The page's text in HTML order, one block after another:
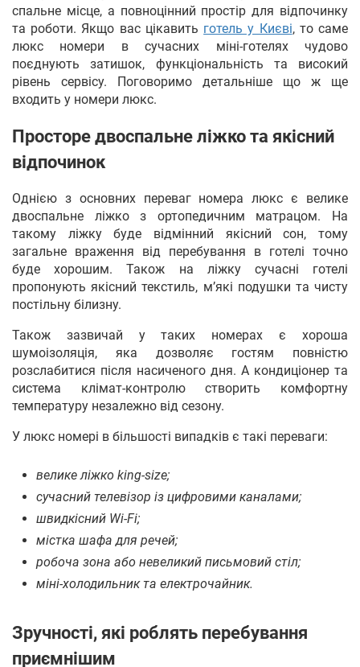
спальне місце, а повноцінний простір для відпочинку
та роботи. Якщо вас цікавить готель у Києві, то саме
люкс номери в сучасних міні-готелях чудово
поєднують затишок, функціональність та високий
рівень сервісу. Поговоримо детальніше що ж ще
входить у номери люкс.
Просторе двоспальне ліжко та якісний
відпочинок
Однією з основних переваг номера люкс є велике
двоспальне ліжко з ортопедичним матрацом. На
такому ліжку буде відмінний якісний сон, тому
загальне враження від перебування в готелі точно
буде хорошим. Також на ліжку сучасні готелі
пропонують якісний текстиль, м’які подушки та чисту
постільну білизну.
Також зазвичай у таких номерах є хороша
шумоізоляція, яка дозволяє гостям повністю
розслабитися після насиченого дня. А кондиціонер та
система клімат-контролю створить комфортну
температуру незалежно від сезону.
У люкс номері в більшості випадків є такі переваги:
велике ліжко king-size;
сучасний телевізор із цифровими каналами;
швидкісний Wi-Fi;
містка шафа для речей;
робоча зона або невеликий письмовий стіл;
міні-холодильник та електрочайник.
Зручності, які роблять перебування
приємнішим